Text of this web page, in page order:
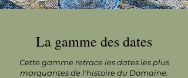
La gamme des dates
Cette gamme retrace les dates les plus
marquantes de l'histoire du Domaine.